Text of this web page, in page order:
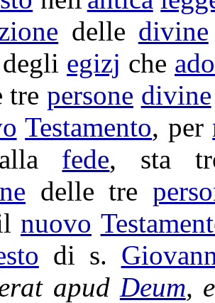
delle divine
degli egizj che
tre persone divine
Testamento, per
fede, sta
delle tre
ilnuovo
di s.
apud Deum,